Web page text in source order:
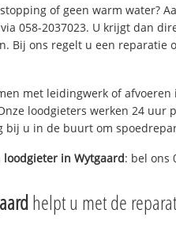
of geen warm water?
058-2037023. U krijgt dan
Bij ons regelt u een reparatie
met leidingwerk of afvoeren
loodgieters werken 24 uur
bij u in de buurt om
loodgieter in Wytgaard: bel ons
helpt u met de